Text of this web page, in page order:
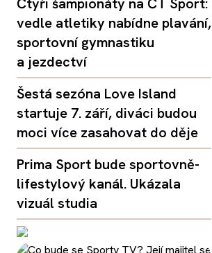
vedle atletiky nabídne plavání,
sportovní gymnastiku
a jezdectví
Šestá sezóna Love Island
startuje 7. září, diváci budou
moci více zasahovat do děje
Prima Sport bude sportovně-
lifestylový kanál. Ukázala
vizuál studia